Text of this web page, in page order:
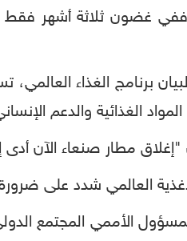
ففي غضون ثلاثة أشهر فقط
لبيان برنامج الغذاء العالمي،
المواد الغذائية والدعم
"إغلاق مطار صنعاء الآن أدى
العالمي شدد على
الأممي المجتمع